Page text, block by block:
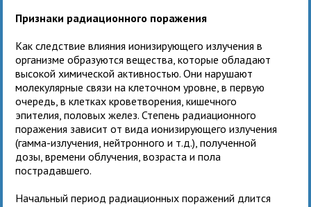
Признаки радиационного поражения
Как следствие влияния ионизирующего излучения в
организме образуются вещества, которые обладают
высокой химической активностью. Они нарушают
молекулярные связи на клеточном уровне, в первую
очередь, в клетках кроветворения, кишечного
эпителия, половых желез. Степень радиационного
поражения зависит от вида ионизирующего излучения
(гамма-излучения, нейтронного и т.д.), полученной
дозы, времени облучения, возраста и пола
пострадавшего.
Начальный период радиационных поражений длится